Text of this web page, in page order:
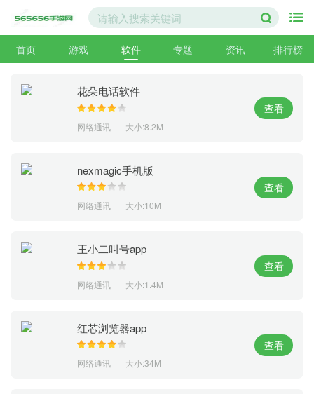
首页 游戏 软件 专题 资讯 排行榜
花朵电话软件
网络通讯 大小:8.2M
查看
nexmagic手机版
网络通讯 大小:10M
查看
王小二叫号app
网络通讯 大小:1.4M
查看
红芯浏览器app
网络通讯 大小:34M
查看